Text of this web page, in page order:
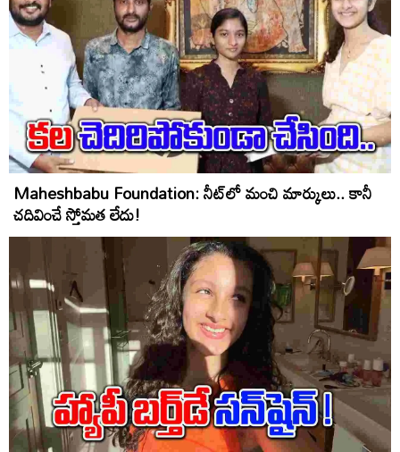
Maheshbabu Foundation: నీట్‌లో మంచి మార్కులు.. కానీ
చదివించే స్తోమత లేదు!